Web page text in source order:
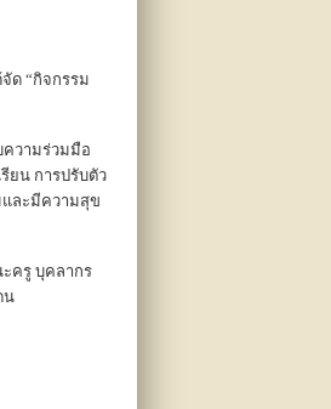
ด “กิจกรรม
ความร่วมมือ
ยน การปรับตัว
และมีความสุข
ครู บุคลากร
น